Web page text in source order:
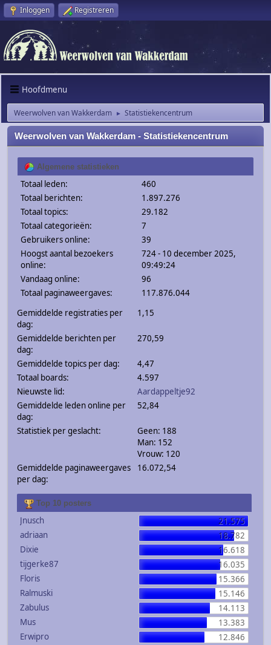
Inloggen Registreren
Hoofdmenu
Weerwolven van Wakkerdam ► Statistiekencentrum
Weerwolven van Wakkerdam - Statistiekencentrum
Algemene statistieken
Totaal leden:
460
Totaal berichten:
1.897.276
Totaal topics:
29.182
Totaal categorieën:
7
Gebruikers online:
39
Hoogst aantal bezoekers
online:
724 - 10 december 2025,
09:49:24
Vandaag online:
96
Totaal paginaweergaves:
117.876.044
Gemiddelde registraties per
dag:
1,15
Gemiddelde berichten per
dag:
270,59
Gemiddelde topics per dag:
4,47
Totaal boards:
4.597
Nieuwste lid:
Aardappeltje92
Gemiddelde leden online per
dag:
52,84
Statistiek per geslacht:
Geen: 188
Man: 152
Vrouw: 120
Gemiddelde paginaweergaves
per dag:
16.072,54
Top 10 posters
Jnusch
21.575
adriaan
18.782
Dixie
16.618
tijgerke87
16.035
Floris
15.366
Ralmuski
15.146
Zabulus
14.113
Mus
13.383
Erwipro
12.846